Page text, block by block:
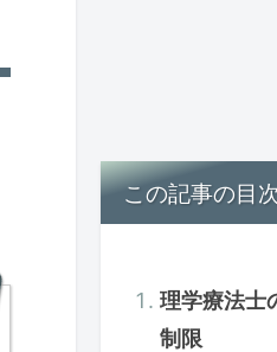
この記事の目次
理学療法士
制限